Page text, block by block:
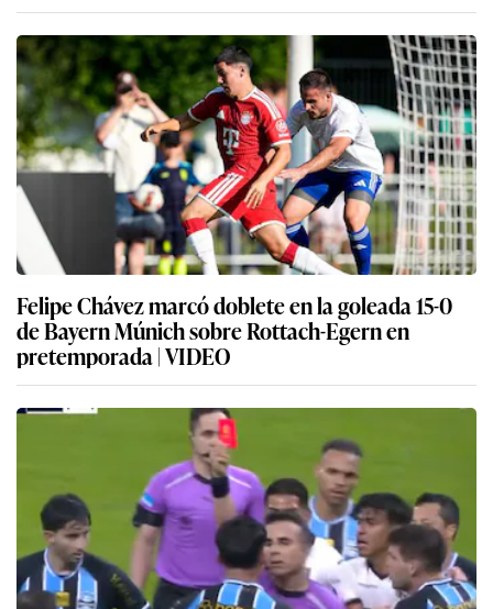
Felipe Chávez marcó doblete en la goleada 15-0
de Bayern Múnich sobre Rottach-Egern en
pretemporada | VIDEO